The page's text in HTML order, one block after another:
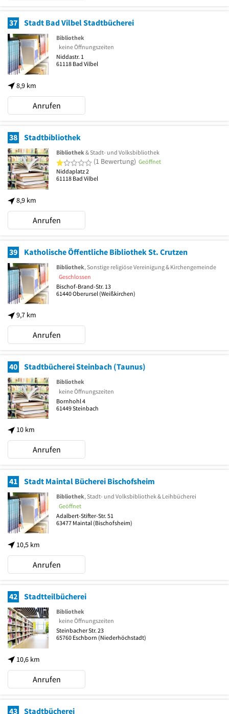
37 Stadt Bad Vilbel Stadtbücherei
8,9 km
Bibliothek
keine Öffnungszeiten
Niddastr. 1
61118 Bad Vilbel
Anrufen
38 Stadtbibliothek
8,9 km
Bibliothek & Stadt- und Volksbibliothek
1 von 5 Sternen
(1 Bewertung) Geöffnet
Niddaplatz 2
61118 Bad Vilbel
Anrufen
39 Katholische Öffentliche Bibliothek St. Crutzen
9,7 km
Bibliothek, Sonstige religiöse Vereinigung & Kirchengemeinde
Geschlossen
Bischof-Brand-Str. 13
61440Oberursel (Weißkirchen)
Anrufen
40 Stadtbücherei Steinbach (Taunus)
10 km
Bibliothek
keine Öffnungszeiten
Bornhohl 4
61449Steinbach
Anrufen
41 Stadt Maintal Bücherei Bischofsheim
10,5 km
Bibliothek, Stadt- und Volksbibliothek & Leihbücherei
Geöffnet
Adalbert-Stifter-Str. 51
63477 Maintal (Bischofsheim)
Anrufen
42 Stadtteilbücherei
10,6 km
Bibliothek
keine Öffnungszeiten
Steinbacher Str. 23
65760 Eschborn (Niederhöchstadt)
Anrufen
43 Stadtbücherei